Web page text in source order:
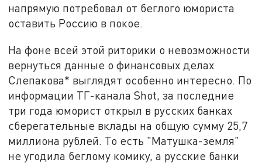
напрямую потребовал от беглого юмориста
оставить Россию в покое.
На фоне всей этой риторики о невозможности
вернуться данные о финансовых делах
Слепакова* выглядят особенно интересно. По
информации ТГ-канала Shot, за последние
три года юморист открыл в русских банках
сберегательные вклады на общую сумму 25,7
миллиона рублей. То есть "Матушка-земля"
не угодила беглому комику, а русские банки